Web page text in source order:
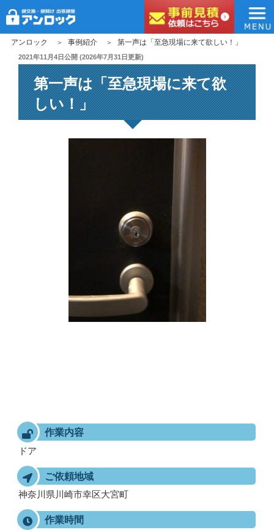
アンロック
アンロック 事例紹介 第一声は「至急現場に来て欲しい！」
投
稿
日:
2021年11月4日公開 (2026年7月31日更新)
第一声は「至急現場に来て欲
しい！」
作業内容
ドア
ご依頼地域
神奈川県川崎市幸区大宮町
作業時間